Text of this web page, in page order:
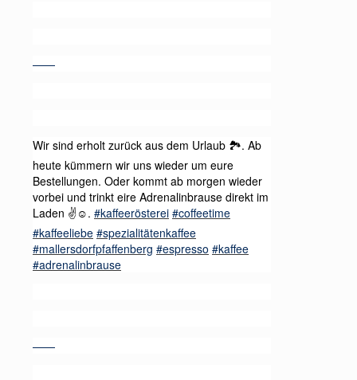
——
Wir sind erholt zurück aus dem Urlaub 🏞️. Ab
heute kümmern wir uns wieder um eure
Bestellungen. Oder kommt ab morgen wieder
vorbei und trinkt eire Adrenalinbrause direkt im
Laden ✌️☺️ . #kaffeerösterei #coffeetime
#kaffeeliebe #spezialitätenkaffee
#mallersdorfpfaffenberg #espresso #kaffee
#adrenalinbrause
——